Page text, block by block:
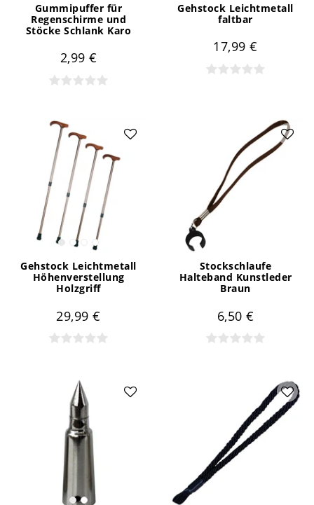
Gummipuffer für
Regenschirme und
Stöcke Schlank Karo
2,99 €
Gehstock Leichtmetall
faltbar
17,99 €
Gehstock Leichtmetall
Höhenverstellung
Holzgriff
29,99 €
Stockschlaufe
Halteband Kunstleder
Braun
6,50 €